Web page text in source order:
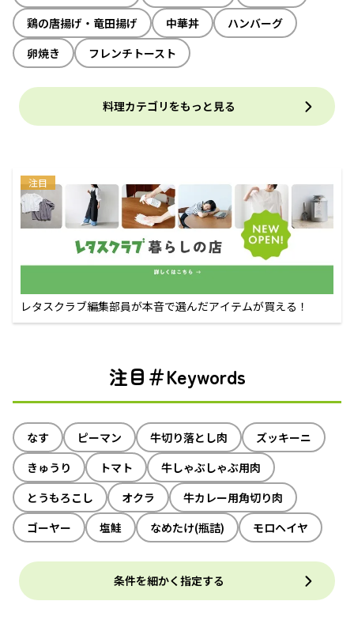
鶏の唐揚げ・竜田揚げ
中華丼
ハンバーグ
卵焼き
フレンチトースト
料理カテゴリをもっと見る
注目
レタスクラブ編集部員が本音で選んだアイテムが買える！
注目＃Keywords
なす ピーマン 牛切り落とし肉
ズッキーニ
きゅうり
トマト
牛しゃぶしゃぶ用肉
とうもろこし
オクラ
牛カレー用角切り肉
ゴーヤー
塩鮭 なめたけ(瓶詰) モロヘイヤ
条件を細かく指定する